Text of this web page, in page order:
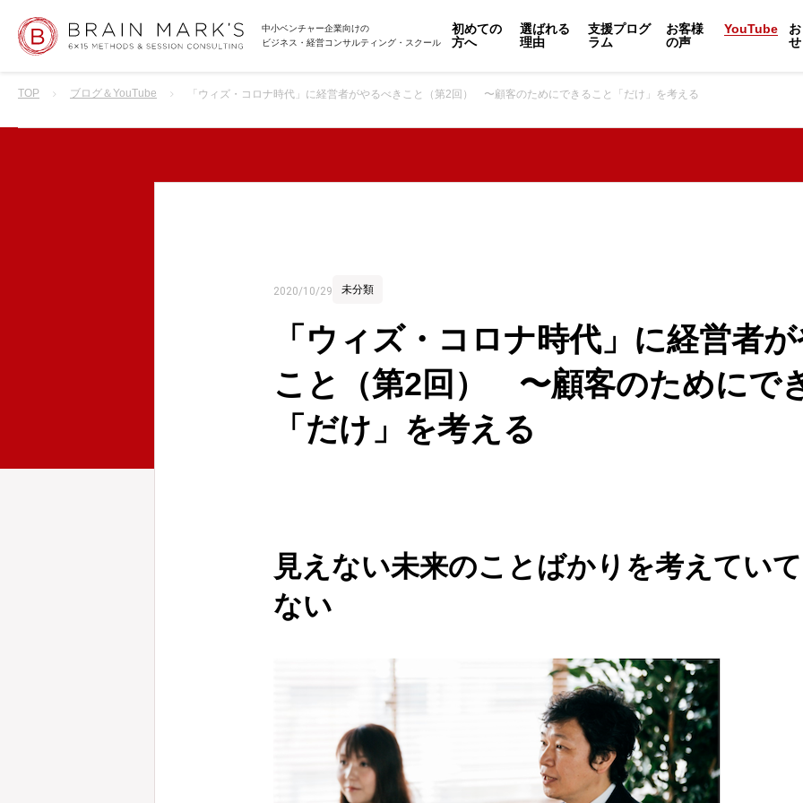
中小ベンチャー企業向けの
ビジネス・経営コンサルティング・スクール
初めての
方へ
選ばれる
理由
支援プログ
ラム
お客様
の声
YouTube
せ
TOP ブログ＆YouTube 「ウィズ・コロナ時代」に経営者がやるべきこと（第2回） 〜顧客のためにできること「だけ」を考える
2020/10/29 未分類
「ウィズ・コロナ時代」に経営者
こと（第2回） 〜顧客のためにで
「だけ」を考える
見えない未来のことばかりを考えてい
ない